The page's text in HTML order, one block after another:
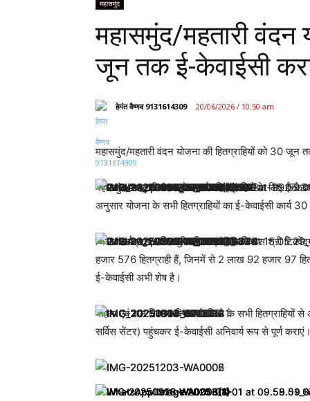
महासमुंद
महासमुंद/महतारी वंदन
जून तक ई-केवाईसी
हेमंत वैष्णव 9131614309 20/06/2026 / 10:50 am
महासमुंद/महतारी वंदन योजना की हितग्राहियों को 30
महासमुंद/ महतारी वंदन योजना के हितग्राहियों के लिए ई-
अनुसार योजना के सभी हितग्राहियों का ई-केवाईसी कार्य
जिला कार्यक्रम अधिकारी महिला एवं बाल विकास श्री
हजार 576 हितग्राही हैं, जिनमें से 2 लाख 92 हजार 97
ई-केवाईसी अभी शेष है।
महिला एवं बाल विकास विभाग ने जिले के सभी
सर्विस सेंटर) पहुंचकर ई-केवाईसी अनिवार्य रूप से पूर्ण